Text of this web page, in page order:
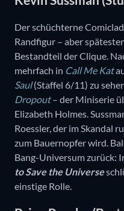
Der schüchterne
Randfigur – aber
Bestandteil der Clique.
mehrfach in Call Me Kat
Saul(Staffel 6/11) zu
Dropout – der Miniserie
Elizabeth Holmes.
Roessler, der im Skandal
zum Bauernopfer wird.
Bang-Universum zurück:
to Save the Universe
einstige Rolle.